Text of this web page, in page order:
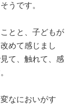
うです。
とと、子どもが
めて感じまし
て、触れて、感
なにおいがす